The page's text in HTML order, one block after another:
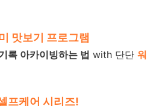
맛보기 프로그램
록 아카이빙하는 법 with 단단 워
프케어 시리즈!